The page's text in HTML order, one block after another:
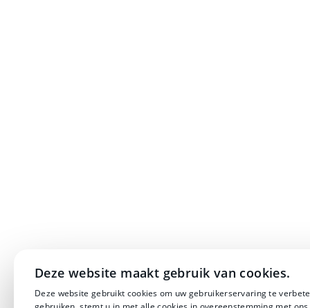
Deze website maakt gebruik van cookies.
Deze website gebruikt cookies om uw gebruikerservaring te